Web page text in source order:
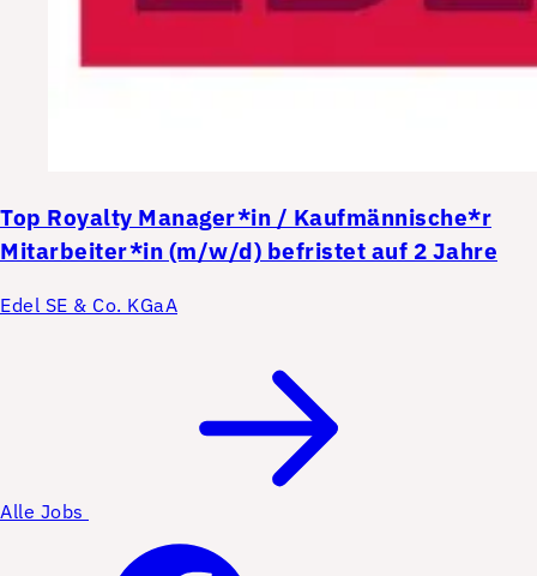
Top Royalty Manager*in / Kaufmännische*r
Mitarbeiter*in (m/w/d) befristet auf 2 Jahre
Edel SE & Co. KGaA
Alle Jobs